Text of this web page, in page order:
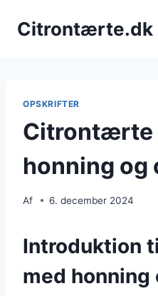
Citrontærte.dk
OPSKRIFTER
Citrontærte
honning og
Af 6. december 2024
Introduktion
med honning